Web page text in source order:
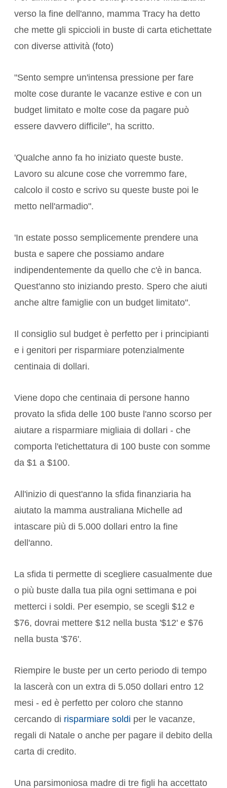
verso la fine dell'anno, mamma Tracy ha detto
che mette gli spiccioli in buste di carta etichettate
con diverse attività (foto)
"Sento sempre un'intensa pressione per fare
molte cose durante le vacanze estive e con un
budget limitato e molte cose da pagare può
essere davvero difficile", ha scritto.
'Qualche anno fa ho iniziato queste buste.
Lavoro su alcune cose che vorremmo fare,
calcolo il costo e scrivo su queste buste poi le
metto nell'armadio".
'In estate posso semplicemente prendere una
busta e sapere che possiamo andare
indipendentemente da quello che c'è in banca.
Quest'anno sto iniziando presto. Spero che aiuti
anche altre famiglie con un budget limitato".
Il consiglio sul budget è perfetto per i principianti
e i genitori per risparmiare potenzialmente
centinaia di dollari.
Viene dopo che centinaia di persone hanno
provato la sfida delle 100 buste l'anno scorso per
aiutare a risparmiare migliaia di dollari - che
comporta l'etichettatura di 100 buste con somme
da $1 a $100.
All'inizio di quest'anno la sfida finanziaria ha
aiutato la mamma australiana Michelle ad
intascare più di 5.000 dollari entro la fine
dell'anno.
La sfida ti permette di scegliere casualmente due
o più buste dalla tua pila ogni settimana e poi
metterci i soldi. Per esempio, se scegli $12 e
$76, dovrai mettere $12 nella busta '$12' e $76
nella busta '$76'.
Riempire le buste per un certo periodo di tempo
la lascerà con un extra di 5.050 dollari entro 12
mesi - ed è perfetto per coloro che stanno
cercando di risparmiare soldi per le vacanze,
regali di Natale o anche per pagare il debito della
carta di credito.
Una parsimoniosa madre di tre figli ha accettato